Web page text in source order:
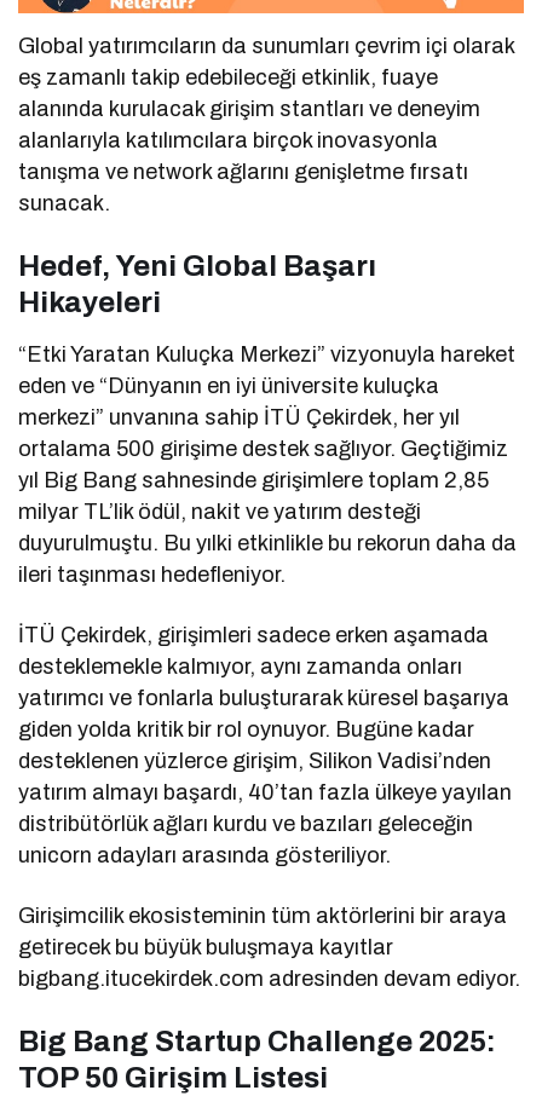
Global yatırımcıların da sunumları çevrim içi olarak
eş zamanlı takip edebileceği etkinlik, fuaye
alanında kurulacak girişim stantları ve deneyim
alanlarıyla katılımcılara birçok inovasyonla
tanışma ve network ağlarını genişletme fırsatı
sunacak.
Hedef, Yeni Global Başarı
Hikayeleri
“Etki Yaratan Kuluçka Merkezi” vizyonuyla hareket
eden ve “Dünyanın en iyi üniversite kuluçka
merkezi” unvanına sahip İTÜ Çekirdek, her yıl
ortalama 500 girişime destek sağlıyor. Geçtiğimiz
yıl Big Bang sahnesinde girişimlere toplam 2,85
milyar TL’lik ödül, nakit ve yatırım desteği
duyurulmuştu. Bu yılki etkinlikle bu rekorun daha da
ileri taşınması hedefleniyor.
İTÜ Çekirdek, girişimleri sadece erken aşamada
desteklemekle kalmıyor, aynı zamanda onları
yatırımcı ve fonlarla buluşturarak küresel başarıya
giden yolda kritik bir rol oynuyor. Bugüne kadar
desteklenen yüzlerce girişim, Silikon Vadisi’nden
yatırım almayı başardı, 40’tan fazla ülkeye yayılan
distribütörlük ağları kurdu ve bazıları geleceğin
unicorn adayları arasında gösteriliyor.
Girişimcilik ekosisteminin tüm aktörlerini bir araya
getirecek bu büyük buluşmaya kayıtlar
bigbang.itucekirdek.com adresinden devam ediyor.
Big Bang Startup Challenge 2025:
TOP 50 Girişim Listesi